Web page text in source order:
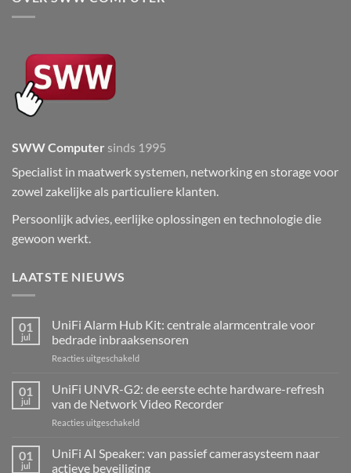
SWW Computer sinds 1995
Specialist in maatwerk systemen, networking en storage voor
zowel zakelijke als particuliere klanten.
Persoonlijk advies, eerlijke oplossingen en technologie die
gewoon werkt.
LAATSTE NIEUWS
01
jul
UniFi Alarm Hub Kit: centrale alarmcentrale voor
bedrade inbraaksensoren
Reacties uitgeschakeldvoor
Alarm
Kit:
centrale
voor
01
jul
UniFi UNVR-G2: de eerste echte hardware-refresh
van de Network Video Recorder
Reacties uitgeschakeldvoor
01
jul
UniFi AI Speaker: van passief camerasysteem naar
actieve beveiliging